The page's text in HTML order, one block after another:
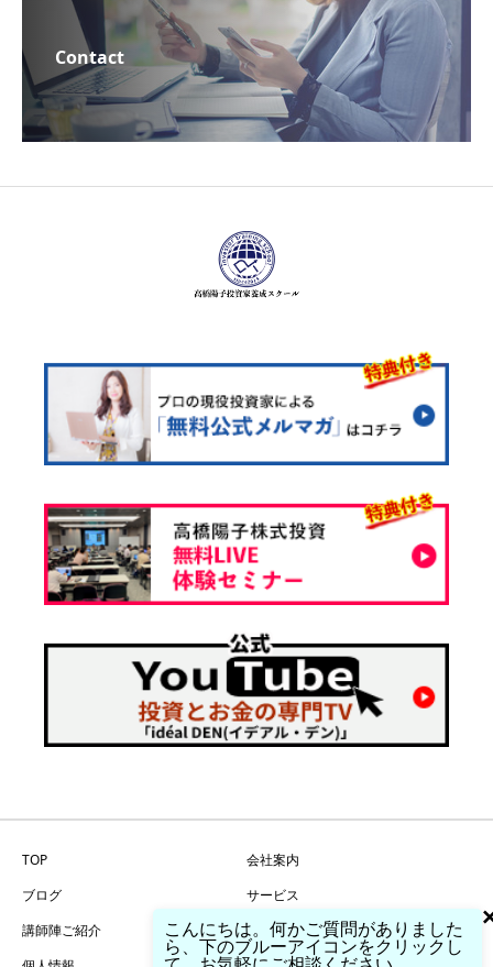
Contact
TOP
会社案内
ブログ
サービス
講師陣ご紹介
問い合わせ
こんにちは。何かご質問がありました
ら、下のブルーアイコンをクリックし